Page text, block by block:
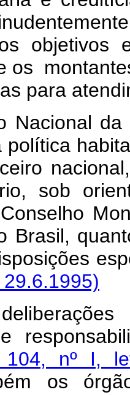
objetivos
os
para
Nacional
política
sob
Brasil,
104, nº I,
os